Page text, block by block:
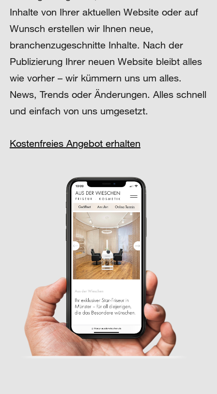
Inhalte von Ihrer aktuellen Website oder auf
Wunsch erstellen wir Ihnen neue,
branchenzugeschnitte Inhalte. Nach der
Publizierung Ihrer neuen Website bleibt alles
wie vorher – wir kümmern uns um alles.
News, Trends oder Änderungen. Alles schnell
und einfach von uns umgesetzt.
Kostenfreies Angebot erhalten